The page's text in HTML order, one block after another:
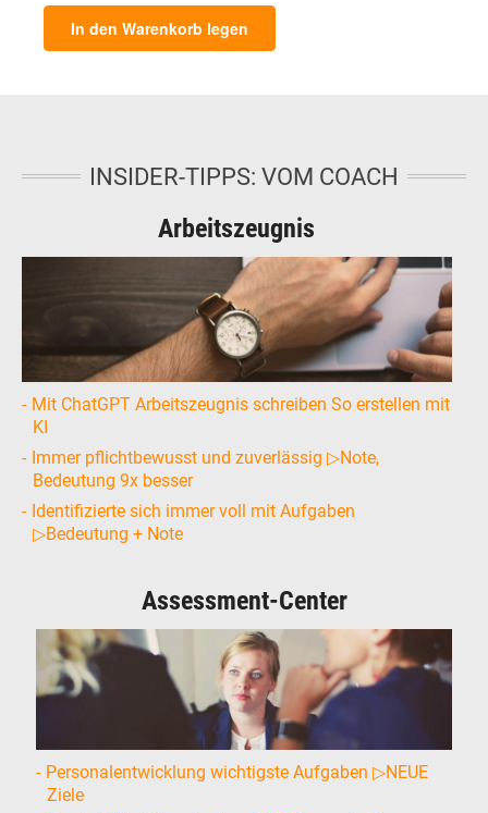
In den Warenkorb legen
INSIDER-TIPPS: VOM COACH
Arbeitszeugnis
Mit ChatGPT Arbeitszeugnis schreiben So erstellen mit
KI
Immer pflichtbewusst und zuverlässig ▷Note,
Bedeutung 9x besser
Identifizierte sich immer voll mit Aufgaben
▷Bedeutung + Note
Assessment-Center
Personalentwicklung wichtigste Aufgaben ▷NEUE
Ziele